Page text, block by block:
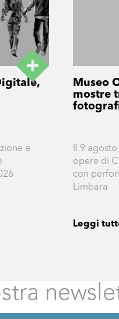
e
Museo
mostre
Il 9
opere di
con
Limbara
Leggi